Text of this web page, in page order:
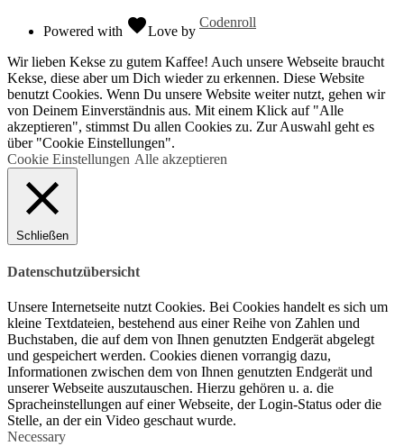
Powered with favoriteLove by
Codenroll
Wir lieben Kekse zu gutem Kaffee! Auch unsere Webseite braucht
Kekse, diese aber um Dich wieder zu erkennen. Diese Website
benutzt Cookies. Wenn Du unsere Website weiter nutzt, gehen wir
von Deinem Einverständnis aus. Mit einem Klick auf "Alle
akzeptieren", stimmst Du allen Cookies zu. Zur Auswahl geht es
über "Cookie Einstellungen".
Cookie Einstellungen Alle akzeptieren
Schließen
Datenschutzübersicht
Unsere Internetseite nutzt Cookies. Bei Cookies handelt es sich um
kleine Textdateien, bestehend aus einer Reihe von Zahlen und
Buchstaben, die auf dem von Ihnen genutzten Endgerät abgelegt
und gespeichert werden. Cookies dienen vorrangig dazu,
Informationen zwischen dem von Ihnen genutzten Endgerät und
unserer Webseite auszutauschen. Hierzu gehören u. a. die
Spracheinstellungen auf einer Webseite, der Login-Status oder die
Stelle, an der ein Video geschaut wurde.
Necessary